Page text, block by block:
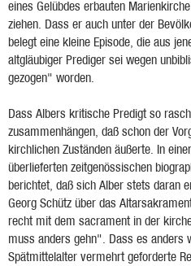
eines Gelübdes erbauten
ziehen. Dass er auch unter der
belegt eine kleine Episode, die aus
altgläubiger Prediger sei wegen
gezogen" worden.
Dass Albers kritische Predigt so
zusammenhängen, daß schon der
kirchlichen Zuständen äußerte. In
überlieferten zeitgenössischen
berichtet, daß sich Alber stets daran
Georg Schütz über das
recht mit dem sacrament in der
muss anders gehn". Dass es anders
Spätmittelalter vermehrt geforderte